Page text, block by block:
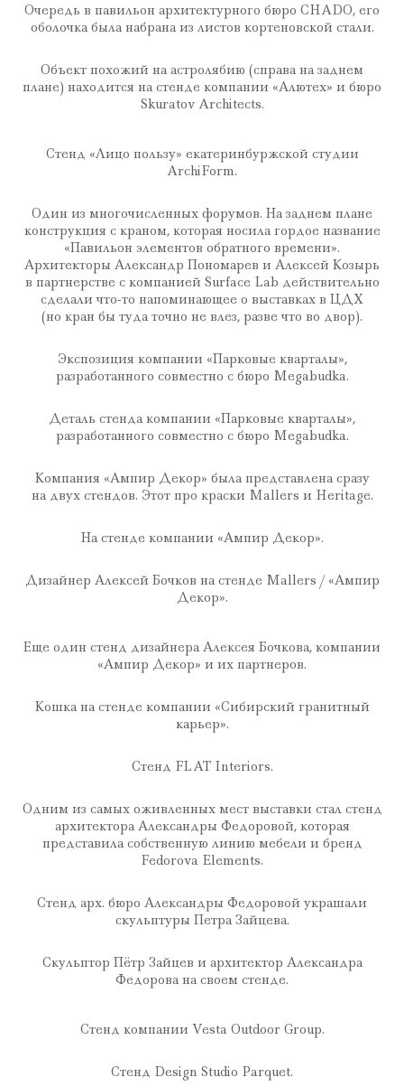
Очередь в павильон архитектурного бюро CHADO, его
оболочка была набрана из листов кортеновской стали.
Объект похожий на астролябию (справа на заднем
плане) находится на стенде компании «Алютех» и бюро
Skuratov Architects.
Стенд «Лицо пользу» екатеринбуржской студии
ArchiForm.
Один из многочисленных форумов. На заднем плане
конструкция с краном, которая носила гордое название
«Павильон элементов обратного времени».
Архитекторы Александр Пономарев и Алексей Козырь
в партнерстве с компанией Surface Lab действительно
сделали что-то напоминающее о выставках в ЦДХ
(но кран бы туда точно не влез, разве что во двор).
Экспозиция компании «Парковые кварталы»,
разработанного совместно с бюро Megabudka.
Деталь стенда компании «Парковые кварталы»,
разработанного совместно с бюро Megabudka.
Компания «Ампир Декор» была представлена сразу
на двух стендов. Этот про краски Mallers и Heritage.
На стенде компании «Ампир Декор».
Дизайнер Алексей Бочков на стенде Mallers / «Ампир
Декор».
Еще один стенд дизайнера Алексея Бочкова, компании
«Ампир Декор» и их партнеров.
Кошка на стенде компании «Сибирский гранитный
карьер».
Стенд FLAT Interiors.
Одним из самых оживленных мест выставки стал стенд
архитектора Александры Федоровой, которая
представила собственную линию мебели и бренд
Fedorova Elements.
Стенд арх. бюро Александры Федоровой украшали
скульптуры Петра Зайцева.
Скульптор Пётр Зайцев и архитектор Александра
Федорова на своем стенде.
Стенд компании Vesta Outdoor Group.
Стенд Design Studio Parquet.